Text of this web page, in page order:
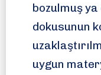
bozulmuş
dokusunun
uygun